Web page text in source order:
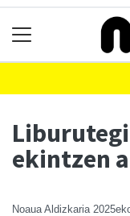
ekintzen
Noaua Aldizkaria